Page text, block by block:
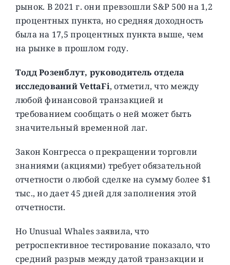
рынок. В 2021 г. они превзошли S&P 500 на 1,2
процентных пункта, но средняя доходность
была на 17,5 процентных пункта выше, чем
на рынке в прошлом году.
Тодд Розенблут, руководитель отдела
исследований VettaFi, отметил, что между
любой финансовой транзакцией и
требованием сообщать о ней может быть
значительный временной лаг.
Закон Конгресса о прекращении торговли
знаниями (акциями) требует обязательной
отчетности о любой сделке на сумму более $1
тыс., но дает 45 дней для заполнения этой
отчетности.
Но Unusual Whales заявила, что
ретроспективное тестирование показало, что
средний разрыв между датой транзакции и